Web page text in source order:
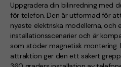
Uppgradera din bilinredning med
för telefon. Den är utformad för
nyaste elektriska modellerna, och
installationsscenarier och är
som stöder magnetisk montering.
attraktion ger den ett säkert